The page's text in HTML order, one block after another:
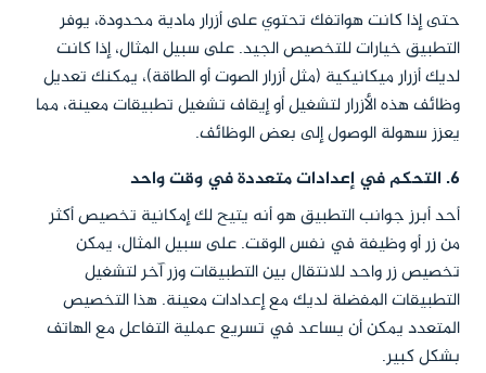
حتى إذا كانت هواتفك تحتوي على أزرار مادية محدودة، يوفر
التطبيق خيارات للتخصيص الجيد. على سبيل المثال، إذا كانت
لديك أزرار ميكانيكية (مثل أزرار الصوت أو الطاقة)، يمكنك تعديل
وظائف هذه الأزرار لتشغيل أو إيقاف تشغيل تطبيقات معينة، مما
يعزز سهولة الوصول إلى بعض الوظائف.
6. التحكم في إعدادات متعددة في وقت واحد
أحد أبرز جوانب التطبيق هو أنه يتيح لك إمكانية تخصيص أكثر
من زر أو وظيفة في نفس الوقت. على سبيل المثال، يمكن
تخصيص زر واحد للانتقال بين التطبيقات وزر آخر لتشغيل
التطبيقات المفضلة لديك مع إعدادات معينة. هذا التخصيص
المتعدد يمكن أن يساعد في تسريع عملية التفاعل مع الهاتف
بشكل كبير.